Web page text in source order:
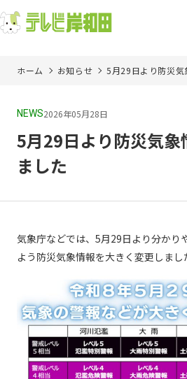
サービス
お客様サポート
コミュニティチャンネル
お知らせ
ご加入を検討中の方
現在ご利用中の方
お問い合わせ
ホーム お知らせ 5月29日より防災気
NEWS2026年05月28日
5月29日より防災気象
ました
気象庁などでは、5月29日より分かり
よう防災気象情報を大きく変更しまし